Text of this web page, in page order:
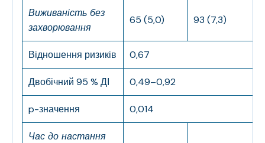
Виживаність без
захворювання
65 (5,0) 93 (7,3)
Відношення ризиків 0,67
Двобічний 95 % ДІ 0,49–0,92
p-значення 0,014
Час до настання